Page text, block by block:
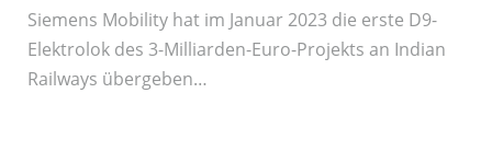
Siemens Mobility hat im Januar 2023 die erste D9-
Elektrolok des 3-Milliarden-Euro-Projekts an Indian
Railways übergeben…